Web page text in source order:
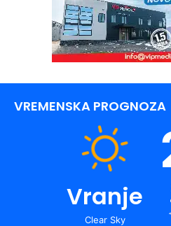
VREMENSKA PROGNOZA
Vranje
Clear Sky